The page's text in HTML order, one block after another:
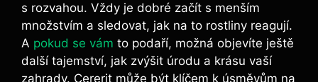
s rozvahou. Vždy je dobré začít s menším
množstvím a sledovat, jak na to rostliny reagují.
A ‌ pokud se vám to podaří,‌ možná objevíte ⁣ještě
⁣další tajemství, jak zvýšit úrodu a krásu vaší
zahrady. Cererit může být klíčem k úsměvům na